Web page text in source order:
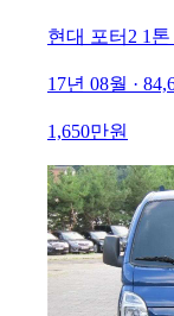
현대 포터2 1톤
17년 08월 ·
1,650만원